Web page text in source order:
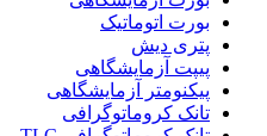
بورت اتوماتیک
پتری دیش
پیپت آزمایشگاهی
پیکنومتر آزمایشگاهی
تانک کروماتوگرافی